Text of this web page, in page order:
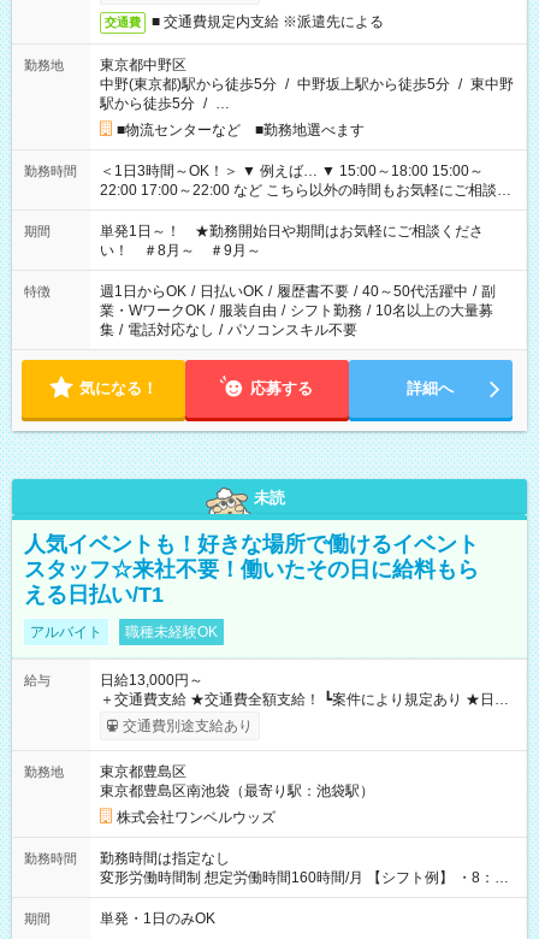
交通費 ■ 交通費規定内支給 ※派遣先による
勤務地
東京都中野区
中野(東京都)駅から徒歩5分 / 中野坂上駅から徒歩5分 / 東中野
駅から徒歩5分 / …
■物流センターなど ■勤務地選べます
勤務時間
＜1日3時間～OK！＞ ▼ 例えば… ▼ 15:00～18:00 15:00～
22:00 17:00～22:00 など こちら以外の時間もお気軽にご相談く
ださい！
期間
単発1日～！ ★勤務開始日や期間はお気軽にご相談くださ
い！ ＃8月～ ＃9月～
特徴 週1日からOK / 日払いOK / 履歴書不要 / 40～50代活躍中 / 副
業・WワークOK / 服装自由 / シフト勤務 / 10名以上の大量募
集 / 電話対応なし / パソコンスキル不要
気になる！ 応募する 詳細へ
未読
人気イベントも！好きな場所で働けるイベント
スタッフ☆来社不要！働いたその日に給料もら
える日払い/T1
アルバイト 職種未経験OK
給与
日給13,000円～
＋交通費支給 ★交通費全額支給！ ┗案件により規定あり ★日払
いOK！（規定あり） ┗働いたその日に現金GET♪ お仕事後はコ
ンビニATMから 日払い分を引き落とせます！ 【試用期間】試
交通費別途支給あり
勤務地
東京都豊島区
東京都豊島区南池袋（最寄り駅：池袋駅）
株式会社ワンベルウッズ
勤務時間
勤務時間は指定なし
変形労働時間制 想定労働時間160時間/月 【シフト例】 ・8：00
～21：00
期間 単発・1日のみOK